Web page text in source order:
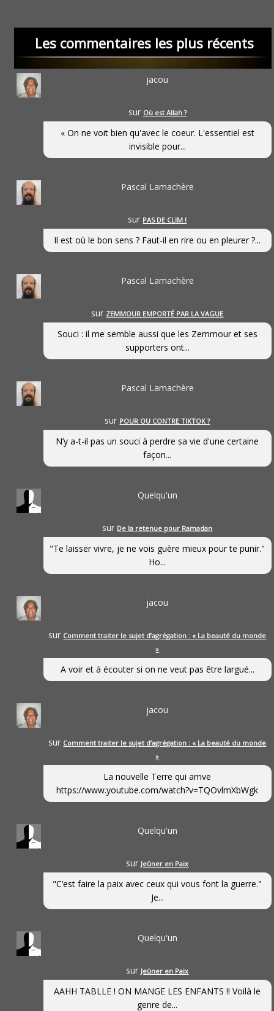
Les commentaires les plus récents
jacou
sur Où est Allah ?
« On ne voit bien qu'avec le coeur. L'essentiel est
invisible pour...
Pascal Lamachère
sur PAS DE CLIM !
Il est où le bon sens ? Faut-il en rire ou en pleurer ?...
Pascal Lamachère
sur ZEMMOUR EMPORTÉ PAR LA VAGUE
Souci : il me semble aussi que les Zemmour et ses
supporters ont...
Pascal Lamachère
sur POUR OU CONTRE TIKTOK ?
N’y a-t-il pas un souci à perdre sa vie d'une certaine
façon...
Quelqu'un
sur De la retenue pour Ramadan
"Te laisser vivre, je ne vois guère mieux pour te punir."
Ho...
jacou
sur Comment traiter le sujet d’agrégation : « La beauté du monde
»
A voir et à écouter si on ne veut pas être largué...
jacou
sur Comment traiter le sujet d’agrégation : « La beauté du monde
»
La nouvelle Terre qui arrive
https://www.youtube.com/watch?v=TQOvlmXbWgk
Quelqu'un
sur Jeûner en Paix
"C’est faire la paix avec ceux qui vous font la guerre."
Je...
Quelqu'un
sur Jeûner en Paix
AAHH TABLLE ! ON MANGE LES ENFANTS !! Voilà le
genre de...